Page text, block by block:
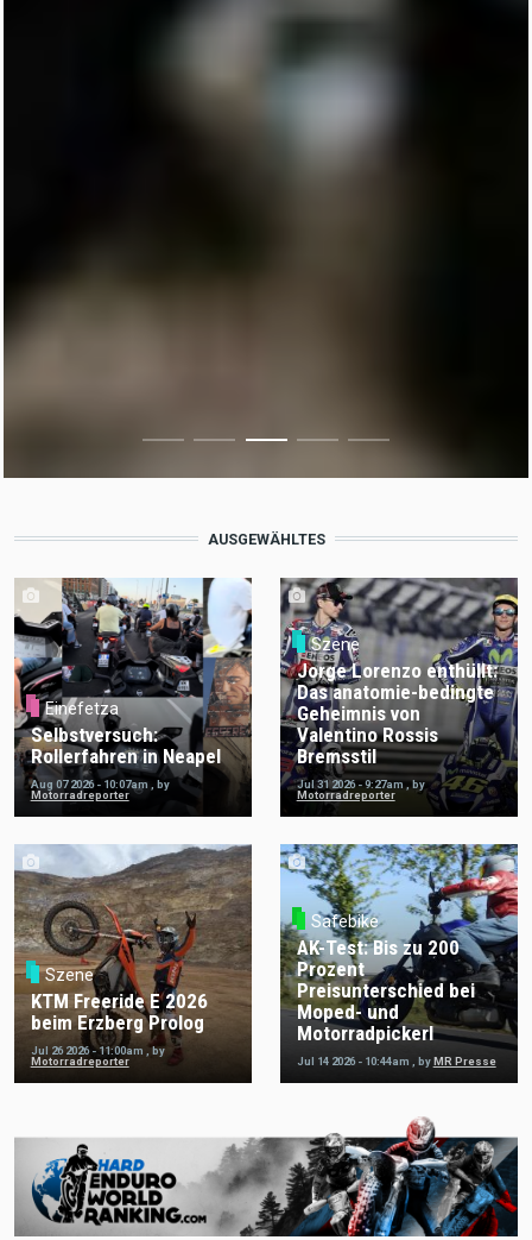
AUSGEWÄHLTES
Einefetza
Selbstversuch:
Rollerfahren in Neapel
Aug 07 2026 - 10:07am
by
Motorradreporter
Szene
Jorge Lorenzo enthüllt:
Das anatomie-bedingte
Geheimnis von
Valentino Rossis
Bremsstil
Jul 31 2026 - 9:27am ,by
Motorradreporter
Szene
KTM Freeride E 2026
beim Erzberg Prolog
Jul 26 2026 - 11:00am
by
Motorradreporter
Safebike
AK-Test: Bis zu 200
Prozent
Preisunterschied bei
Moped- und
Motorradpickerl
Jul 14 2026 - 10:44am byMR Presse